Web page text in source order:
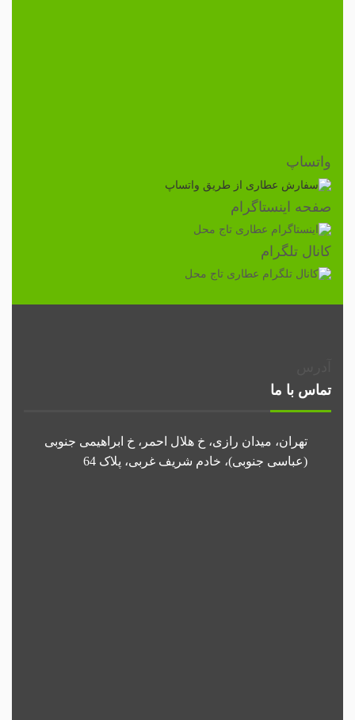
واتساپ
صفحه اینستاگرام
کانال تلگرام
تماس با ما
تهران، میدان رازی، خ هلال احمر، خ ابراهیمی جنوبی
(عباسی جنوبی)، خادم شریف غربی، پلاک 64